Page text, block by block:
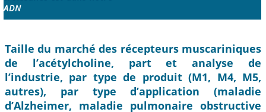
ADN
Taille du marché des récepteurs muscariniques
de l’acétylcholine, part et analyse de
l’industrie, par type de produit (M1, M4, M5,
autres), par type d’application (maladie
d’Alzheimer, maladie pulmonaire obstructive